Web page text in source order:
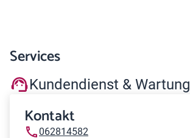
Services
Kundendienst & Wartung
Kontakt
062814582